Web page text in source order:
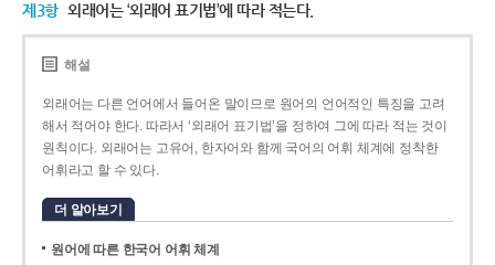
제3항 외래어는 ‘외래어 표기법’에 따라 적는다.
해설
외래어는 다른 언어에서 들어온 말이므로 원어의 언어적인 특징을 고려
해서 적어야 한다. 따라서 ‘외래어 표기법’을 정하여 그에 따라 적는 것이
원칙이다. 외래어는 고유어, 한자어와 함께 국어의 어휘 체계에 정착한
어휘라고 할 수 있다.
더 알아보기
원어에 따른 한국어 어휘 체계